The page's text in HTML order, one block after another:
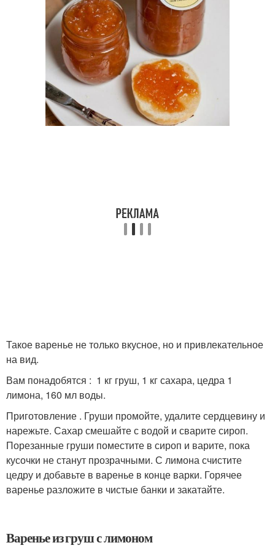
Такое варенье не только вкусное, но и привлекательное
на вид.
Вам понадобятся : 1 кг груш, 1 кг сахара, цедра 1
лимона, 160 мл воды.
Приготовление . Груши промойте, удалите сердцевину и
нарежьте. Сахар смешайте с водой и сварите сироп.
Порезанные груши поместите в сироп и варите, пока
кусочки не станут прозрачными. С лимона счистите
цедру и добавьте в варенье в конце варки. Горячее
варенье разложите в чистые банки и закатайте.
Варенье из груш с лимоном